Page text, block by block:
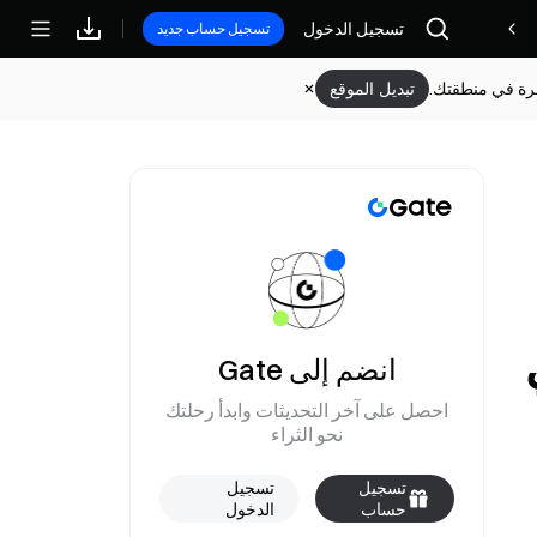
مكافآت
تسجيل الدخول تسجيل حساب جديد
في منطقتك. تبديل الموقع
انضم إلى Gate
احصل على آخر التحديثات وابدأ رحلتك
نحو الثراء
تسجيل
حساب
تسجيل
الدخول